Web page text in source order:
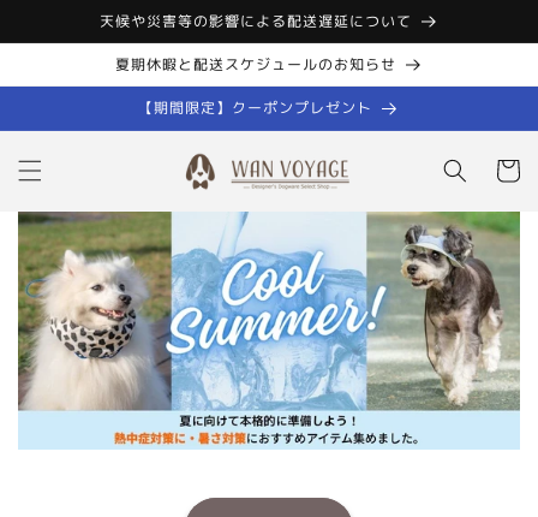
コンテン
ツに進む
天候や災害等の影響による配送遅延について
夏期休暇と配送スケジュールのお知らせ
【期間限定】クーポンプレゼント
ー